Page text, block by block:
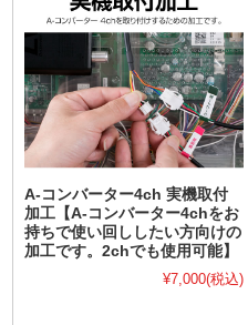
A-コンバーター4ch 実機取付
加工【A-コンバーター4chをお
持ちで使い回ししたい方向けの
加工です。2chでも使用可能】
¥7,000(税込)